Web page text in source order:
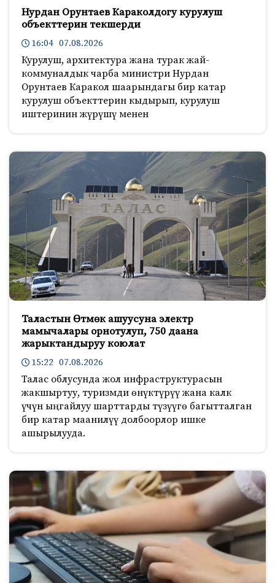
Нурдан Орунтаев Караколдогу курулуш
объекттерин текшерди
16:04 07.08.2026
Курулуш, архитектура жана турак жай-
коммуналдык чарба министри Нурдан
Орунтаев Каракол шаарындагы бир катар
курулуш объекттерин кыдырып, курулуш
иштеринин жүрүшү менен
Таластын Өтмөк ашуусуна электр
мамычалары орнотулуп, 750 даана
жарыктандыруу коюлат
15:22 07.08.2026
Талас облусунда жол инфраструктурасын
жакшыртуу, туризмди өнүктүрүү жана калк
үчүн ыңгайлуу шарттарды түзүүгө багытталган
бир катар маанилүү долбоорлор ишке
ашырылууда.